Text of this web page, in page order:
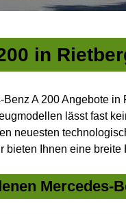
in
A 200 Angebote
lässt fast
neuesten
bieten Ihnen eine breite
Mercedes-